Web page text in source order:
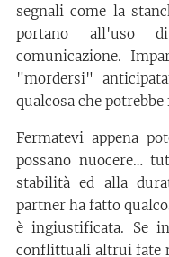
segnali come la
portano all'uso
comunicazione.
"mordersi"
qualcosa che potrebbe
Fermatevi appena
possano nuocere…
stabilità ed alla
partner ha fatto
è ingiustificata. Se
conflittuali altrui fate